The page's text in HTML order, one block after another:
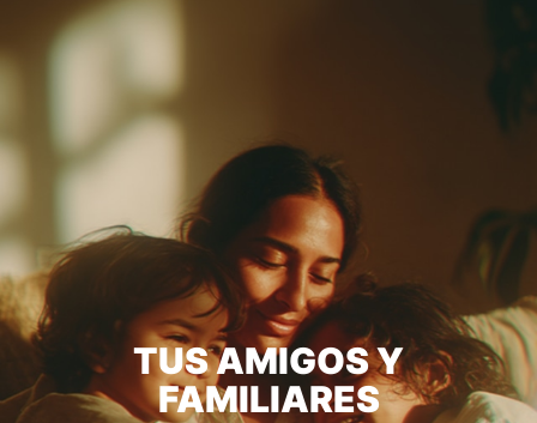
TUS AMIGOS Y
FAMILIARES